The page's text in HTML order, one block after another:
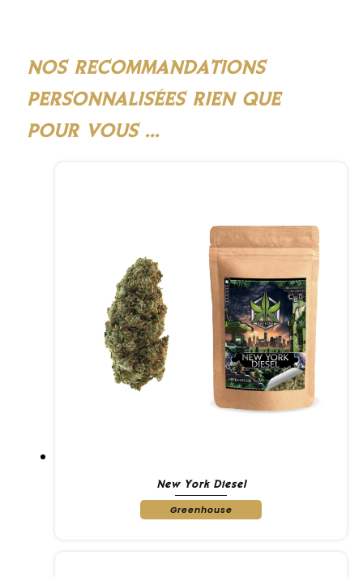
NOS RECOMMANDATIONS
PERSONNALISÉES RIEN QUE
POUR VOUS ...
New York Diesel
Greenhouse